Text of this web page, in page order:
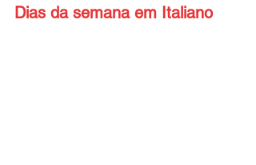
Dias da semana em Italiano